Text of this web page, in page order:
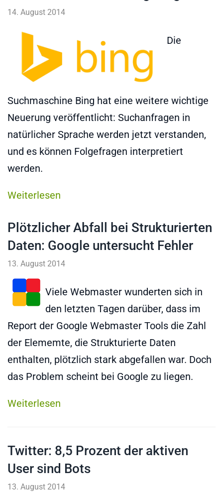
14. August 2014
Die
Suchmaschine Bing hat eine weitere wichtige
Neuerung veröffentlicht: Suchanfragen in
natürlicher Sprache werden jetzt verstanden,
und es können Folgefragen interpretiert
werden.
Weiterlesen
Plötzlicher Abfall bei Strukturierten
Daten: Google untersucht Fehler
13. August 2014
Viele Webmaster wunderten sich in
den letzten Tagen darüber, dass im
Report der Google Webmaster Tools die Zahl
der Elememte, die Strukturierte Daten
enthalten, plötzlich stark abgefallen war. Doch
das Problem scheint bei Google zu liegen.
Weiterlesen
Twitter: 8,5 Prozent der aktiven
User sind Bots
13. August 2014